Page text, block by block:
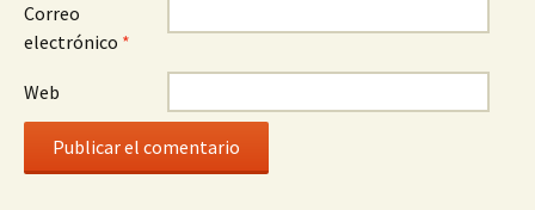
Correo
electrónico *
Web